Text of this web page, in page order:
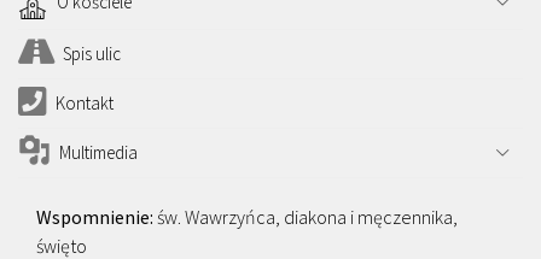
Spis ulic
Kontakt
Multimedia
św. Wawrzyńca, diakona i męczennika,
święto